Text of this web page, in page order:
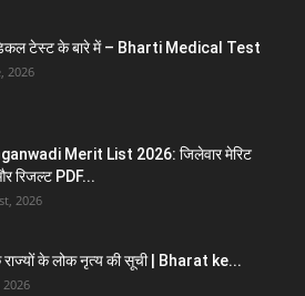
टेस्ट के बारे में – Bharti Medical Test
2026
Merit List 2026: जिलेवार मेरिट
रिजल्ट PDF...
2026
राज्यों के लोक नृत्य की सूची | Bharat ke...
2026